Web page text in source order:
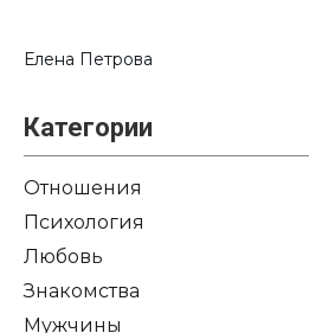
Елена Петрова
Категории
Отношения
Психология
Любовь
Знакомства
Мужчины